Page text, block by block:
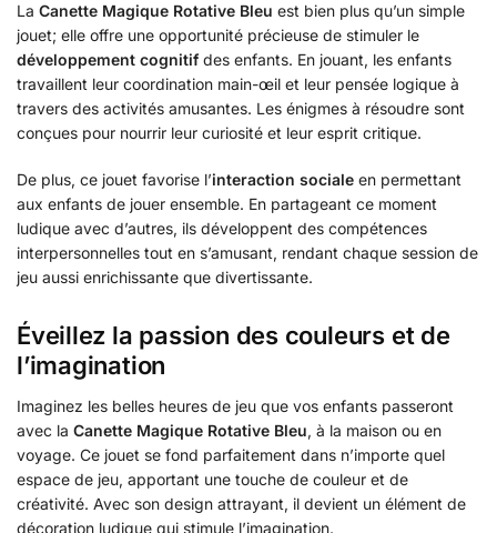
La Canette Magique Rotative Bleu est bien plus qu’un simple
jouet; elle offre une opportunité précieuse de stimuler le
développement cognitifdes enfants. En jouant, les enfants
travaillent leur coordination main-œil et leur pensée logique à
travers des activités amusantes. Les énigmes à résoudre sont
conçues pour nourrir leur curiosité et leur esprit critique.
De plus, ce jouet favorise l’interaction sociale en permettant
aux enfants de jouer ensemble. En partageant ce moment
ludique avec d’autres, ils développent des compétences
interpersonnelles tout en s’amusant, rendant chaque session de
jeu aussi enrichissante que divertissante.
Éveillez la passion des couleurs et de
l’imagination
Imaginez les belles heures de jeu que vos enfants passeront
avec la Canette Magique Rotative Bleu, à la maison ou en
voyage. Ce jouet se fond parfaitement dans n’importe quel
espace de jeu, apportant une touche de couleur et de
créativité. Avec son design attrayant, il devient un élément de
décoration ludique qui stimule l’imagination.